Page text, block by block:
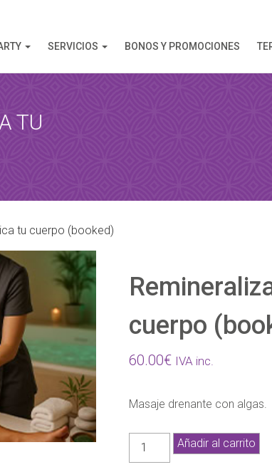
SERVICIOS BONOS Y PROMOCIONES
TU
tu cuerpo (booked)
cuerpo
60.00€ IVA inc.
Masaje drenante con algas.
RemineralizaAñadir al carrito